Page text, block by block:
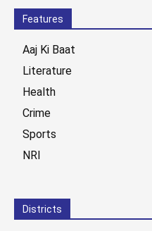
Features
Aaj Ki Baat
Literature
Health
Crime
Sports
NRI
Districts